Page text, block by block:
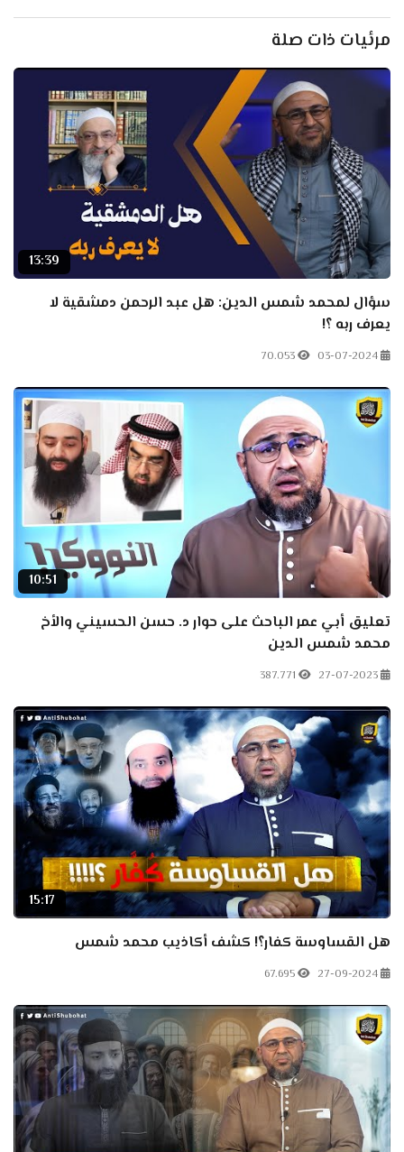
مرئيات ذات صلة
13:39
سؤال لمحمد شمس الدين: هل عبد الرحمن دمشقية لا
يعرف ربه ؟!
03-07-2024
70.053
10:51
تعليق أبي عمر الباحث على حوار د. حسن الحسيني والأخ
محمد شمس الدين
27-07-2023
387.771
15:17
هل القساوسة كفار؟! كشف أكاذيب محمد شمس
27-09-2024
67.695